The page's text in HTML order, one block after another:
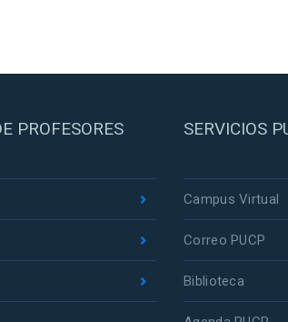
PROFESORES
SERVICIOS
Campus Virtual
Correo PUCP
Biblioteca